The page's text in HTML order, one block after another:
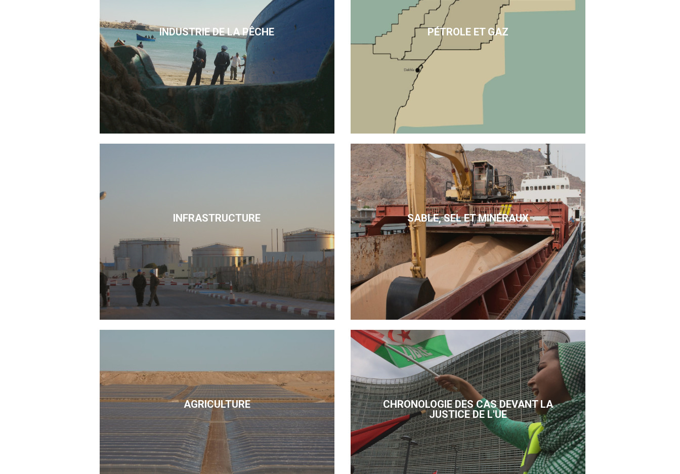
INDUSTRIE DE LA PÊCHE PÉTROLE ET GAZ
INFRASTRUCTURE SABLE, SEL ET MINÉRAUX
AGRICULTURE
CHRONOLOGIE DES CAS DEVANT LA
JUSTICE DE L'UE